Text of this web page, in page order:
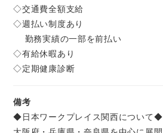
◇交通費全額支給
◇週払い制度あり
勤務実績の一部を前払い
◇有給休暇あり
◇定期健康診断
備考
◆日本ワークプレイス関西について◆